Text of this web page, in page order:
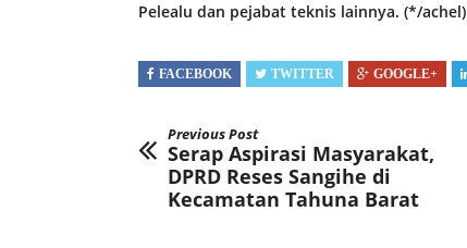
Pelealu dan pejabat teknis lainnya. (*/achel)
FACEBOOK TWITTER GOOGLE+
Previous Post
Serap Aspirasi Masyarakat,
DPRD Reses Sangihe di
Kecamatan Tahuna Barat